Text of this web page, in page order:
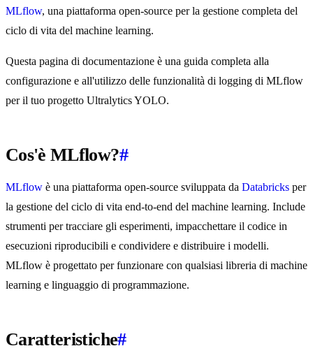
MLflow, una piattaforma open-source per la gestione completa del
ciclo di vita del machine learning.
Questa pagina di documentazione è una guida completa alla
configurazione e all'utilizzo delle funzionalità di logging di MLflow
per il tuo progetto Ultralytics YOLO.
Cos'è MLflow?#
MLflow è una piattaforma open-source sviluppata da Databricks per
la gestione del ciclo di vita end-to-end del machine learning. Include
strumenti per tracciare gli esperimenti, impacchettare il codice in
esecuzioni riproducibili e condividere e distribuire i modelli.
MLflow è progettato per funzionare con qualsiasi libreria di machine
learning e linguaggio di programmazione.
Caratteristiche#